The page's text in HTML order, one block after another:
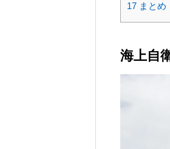
17 まとめ
海上自